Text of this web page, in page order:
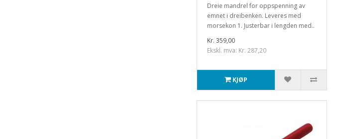
Dreie mandrel for oppspenning av
emnet i dreibenken. Leveres med
morsekon 1. Justerbar i lengden med..
Kr. 359,00
Ekskl. mva: Kr. 287,20
KJØP